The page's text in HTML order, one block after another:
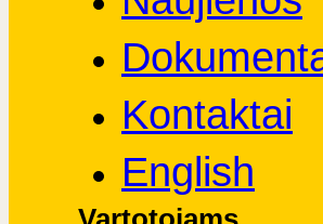
Kontaktai
English